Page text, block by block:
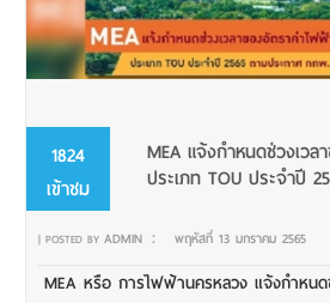
1824
เข้าชม
MEA แจ้งกำหนดช่วงเว
ประเภท TOU ประจำปี
| POSTED BYADMIN : พฤหัสที่ 13 มกราคม 2565
MEA หรือ การไฟฟ้านครหลวง แจ้งกำหนด